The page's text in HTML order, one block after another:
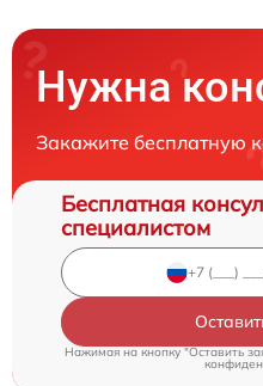
Нужна
Закажите бесплатную
Бесплатная
специалистом
Нажимая на кнопку "Оставить